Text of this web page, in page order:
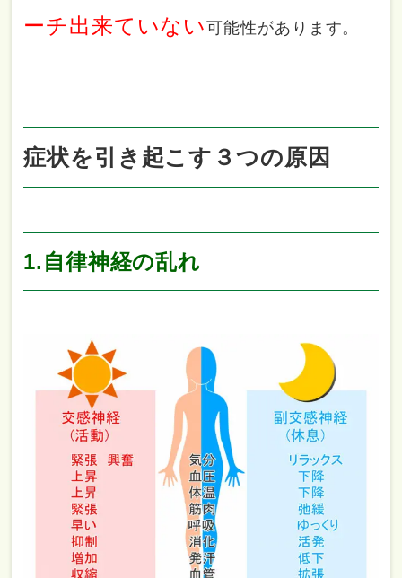
ーチ出来ていない可能性があります。
症状を引き起こす３つの原因
1.自律神経の乱れ